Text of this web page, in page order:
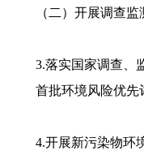
（二）开展调查监
3.落实国家调查、
首批环境风险优先
4.开展新污染物环